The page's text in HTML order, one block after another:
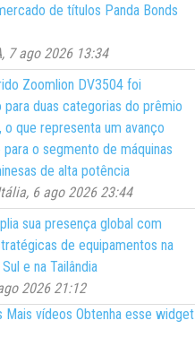
de títulos Panda Bonds
7 ago 2026 13:34
Zoomlion DV3504 foi
para duas categorias do prêmio
o que representa um avanço
o segmento de máquinas
de alta potência
6 ago 2026 23:44
sua presença global com
de equipamentos na
e na Tailândia
2026 21:12
Mais vídeos Obtenha esse widget